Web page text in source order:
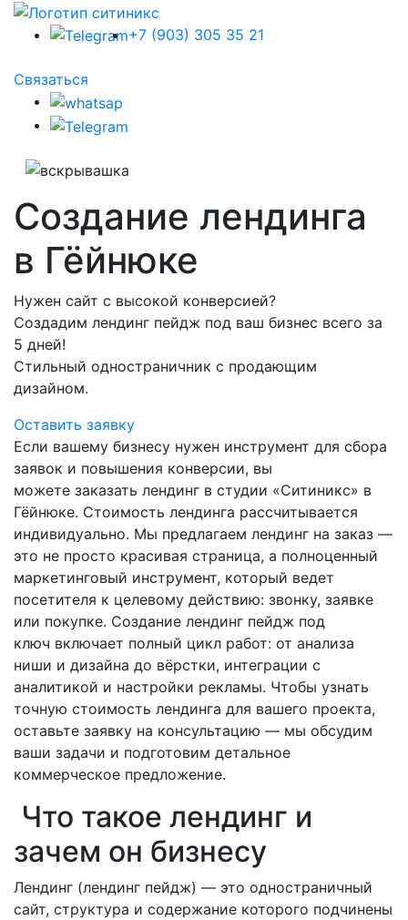
+7 (903) 305 35 21
Связаться
Создание лендинга
в Гёйнюке
Нужен сайт с высокой конверсией?
Создадим лендинг пейдж под ваш бизнес всего за
5 дней!
Стильный одностраничник с продающим
дизайном.
Оставить заявку
Если вашему бизнесу нужен инструмент для сбора
заявок и повышения конверсии, вы
можете заказать лендинг в студии «Ситиникс» в
Гёйнюке. Стоимость лендинга рассчитывается
индивидуально. Мы предлагаем лендинг на заказ —
это не просто красивая страница, а полноценный
маркетинговый инструмент, который ведет
посетителя к целевому действию: звонку, заявке
или покупке. Создание лендинг пейдж под
ключ включает полный цикл работ: от анализа
ниши и дизайна до вёрстки, интеграции с
аналитикой и настройки рекламы. Чтобы узнать
точную стоимость лендинга для вашего проекта,
оставьте заявку на консультацию — мы обсудим
ваши задачи и подготовим детальное
коммерческое предложение.
Что такое лендинг и
зачем он бизнесу
Лендинг (лендинг пейдж) — это одностраничный
сайт, структура и содержание которого подчинены